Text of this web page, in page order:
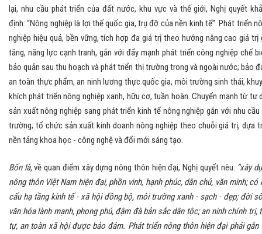
lại, nhu cầu phát triển của đất nước, khu vực và thế giới, Nghị quyết
định: “Nông nghiệp là lợi thế quốc gia, trụ đỡ của nền kinh tế”. Phát triển
nghiệp hiệu quả, bền vững, tích hợp đa giá trị theo hướng nâng cao giá trị
tăng, năng lực cạnh tranh, gắn với đẩy mạnh phát triển công nghiệp chế
bảo quản sau thu hoạch và phát triển thị trường trong và ngoài nước; bảo
an toàn thực phẩm, an ninh lương thực quốc gia, môi trường sinh thái,
khích phát triển nông nghiệp xanh, hữu cơ, tuần hoàn. Chuyển mạnh từ tư
sản xuất nông nghiệp sang phát triển kinh tế nông nghiệp gắn với nhu
trường; tổ chức sản xuất kinh doanh nông nghiệp theo chuỗi giá trị, dựa
nền tảng khoa học - công nghệ và đổi mới sáng tạo.
Bốn là,về quan điểm xây dựng nông thôn hiện đại, Nghị quyết nêu: “xây
nông thôn Việt Nam hiện đại, phồn vinh, hạnh phúc, dân chủ, văn minh; có
cấu hạ tầng kinh tế - xã hội đồng bộ, môi trường xanh - sạch - đẹp; đời
văn hóa lành mạnh, phong phú, đậm đà bản sắc dân tộc; an ninh chính trị,
tự, an toàn xã hội được bảo đảm. Phát triển nông thôn hiện đại phải gắn